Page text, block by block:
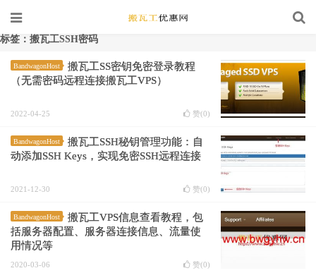
标签：搬瓦工SSH密码
BandwagonHost
搬瓦工SS密钥免密登录教程
（无需密码远程连接搬瓦工VPS）
2022-04-25 赞(0)
BandwagonHost
搬瓦工SSH秘钥管理功能：自
动添加SSH Keys，实现免密SSH远程连接
2021-12-30 赞(0)
BandwagonHost
搬瓦工VPS信息查看教程，包
括服务器配置、服务器连接信息、流量使
用情况等
2020-03-06 赞(0)